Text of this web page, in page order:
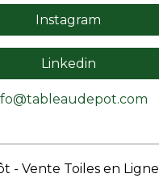
Instagram
Linkedin
- Vente Toiles en Ligne